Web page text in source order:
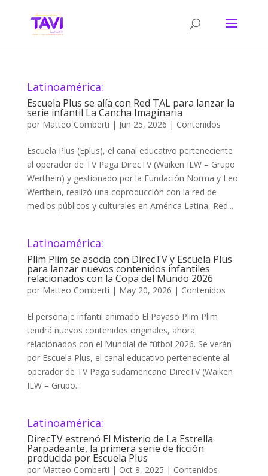
Latinoamérica:
Escuela Plus se alía con Red TAL para lanzar la
serie infantil La Cancha Imaginaria
por Matteo Comberti | Jun 25, 2026 | Contenidos
Escuela Plus (Eplus), el canal educativo perteneciente
al operador de TV Paga DirecTV (Waiken ILW – Grupo
Werthein) y gestionado por la Fundación Norma y Leo
Werthein, realizó una coproducción con la red de
medios públicos y culturales en América Latina, Red...
Latinoamérica:
Plim Plim se asocia con DirecTV y Escuela Plus
para lanzar nuevos contenidos infantiles
relacionados con la Copa del Mundo 2026
por Matteo Comberti | May 20, 2026 | Contenidos
El personaje infantil animado El Payaso Plim Plim
tendrá nuevos contenidos originales, ahora
relacionados con el Mundial de fútbol 2026. Se verán
por Escuela Plus, el canal educativo perteneciente al
operador de TV Paga sudamericano DirecTV (Waiken
ILW – Grupo...
Latinoamérica:
DirecTV estrenó El Misterio de La Estrella
Parpadeante, la primera serie de ficción
producida por Escuela Plus
por Matteo Comberti | Oct 8, 2025 | Contenidos